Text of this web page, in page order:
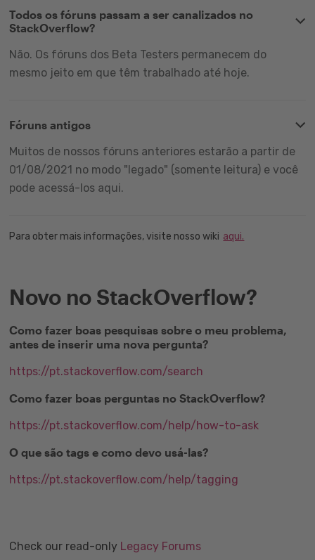
Todos os fóruns passam a ser canalizados no
StackOverflow?
Não. Os fóruns dos Beta Testers permanecem do
mesmo jeito em que têm trabalhado até hoje.
Fóruns antigos
Muitos de nossos fóruns anteriores estarão a partir de
01/08/2021 no modo "legado" (somente leitura) e você
pode acessá-los aqui.
Para obter mais informações, visite nosso wiki aqui.
Novo no StackOverflow?
Como fazer boas pesquisas sobre o meu problema,
antes de inserir uma nova pergunta?
https://pt.stackoverflow.com/search
Como fazer boas perguntas no StackOverflow?
https://pt.stackoverflow.com/help/how-to-ask
O que são tags e como devo usá-las?
https://pt.stackoverflow.com/help/tagging
Check our read-only Legacy Forums